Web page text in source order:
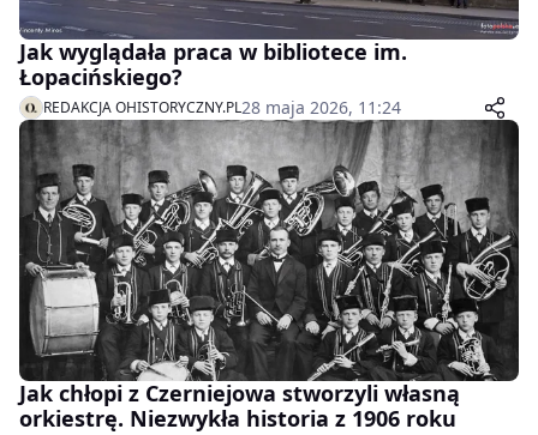
Jak wyglądała praca w bibliotece im.
Łopacińskiego?
REDAKCJA OHISTORYCZNY.PL28 maja 2026, 11:24
Jak chłopi z Czerniejowa stworzyli własną
orkiestrę. Niezwykła historia z 1906 roku